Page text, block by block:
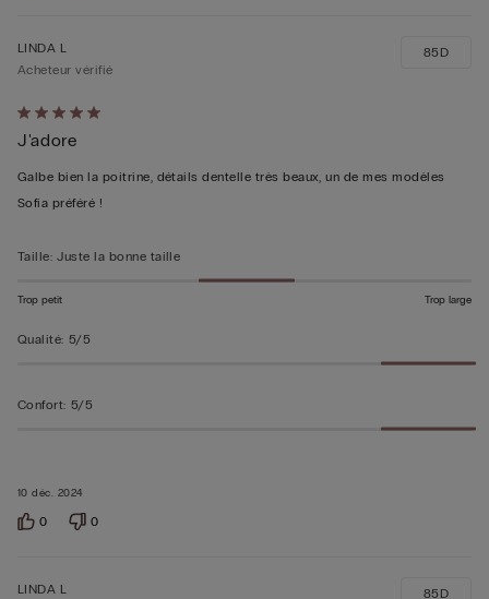
Évalué
5sur 5
10 déc. 2024
LINDA L
Acheteur vérifié
J'adore
Galbe bien la poitrine, détails dentelle très beaux, un de mes modèles
Sofia préféré !
85D
Taille: Juste la bonne taille
Trop petit Trop large
Qualité: 5/5
Confort: 5/5
0 0
LINDA L
85D